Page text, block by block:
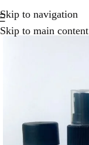
Skip to navigation
Skip to main content